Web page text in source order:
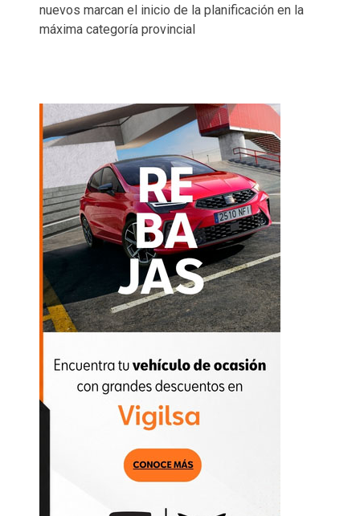
nuevos marcan el inicio de la planificación en la
máxima categoría provincial